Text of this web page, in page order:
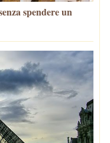
spendere un